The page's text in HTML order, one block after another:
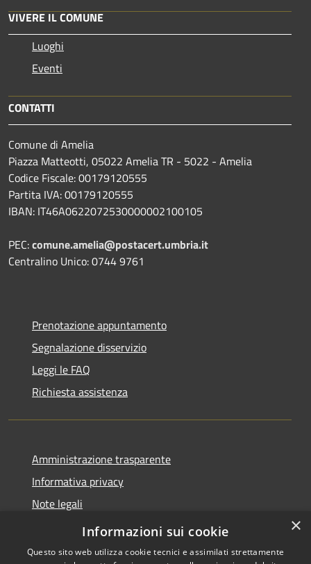
VIVERE IL COMUNE
Luoghi
Eventi
CONTATTI
Comune di Amelia
Piazza Matteotti, 05022 Amelia TR - 5022 - Amelia
Codice Fiscale: 00179120555
Partita IVA: 00179120555
IBAN: IT46A0622072530000002100105
PEC:comune.amelia@postacert.umbria.it
Centralino Unico: 0744 9761
Prenotazione appuntamento
Segnalazione disservizio
Leggi le FAQ
Richiesta assistenza
Amministrazione trasparente
Informativa privacy
Note legali
Dichiarazione di accessibilità
×
Informazioni sui cookie
Questo sito web utilizza cookie tecnici e assimilati strettamente